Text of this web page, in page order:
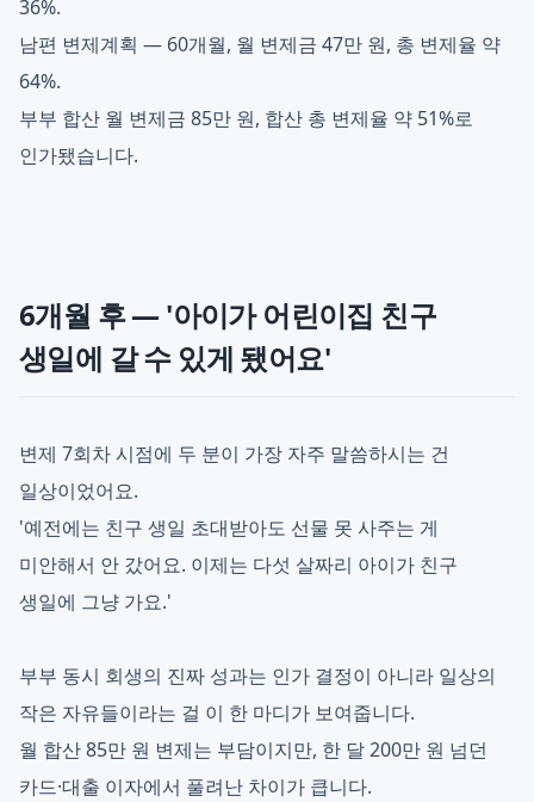
36%.
남편 변제계획 — 60개월, 월 변제금 47만 원, 총 변제율 약
64%.
부부 합산 월 변제금 85만 원, 합산 총 변제율 약 51%로
인가됐습니다.
6개월 후 — '아이가 어린이집 친구
생일에 갈 수 있게 됐어요'
변제 7회차 시점에 두 분이 가장 자주 말씀하시는 건
일상이었어요.
'예전에는 친구 생일 초대받아도 선물 못 사주는 게
미안해서 안 갔어요. 이제는 다섯 살짜리 아이가 친구
생일에 그냥 가요.'
부부 동시 회생의 진짜 성과는 인가 결정이 아니라 일상의
작은 자유들이라는 걸 이 한 마디가 보여줍니다.
월 합산 85만 원 변제는 부담이지만, 한 달 200만 원 넘던
카드·대출 이자에서 풀려난 차이가 큽니다.